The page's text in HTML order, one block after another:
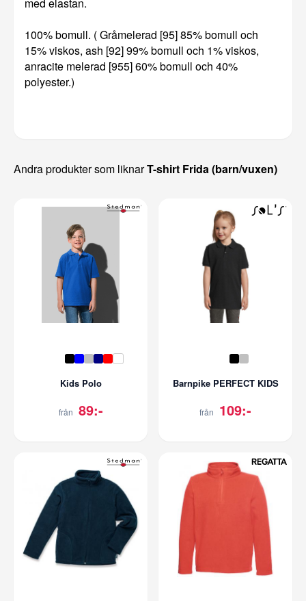
med elastan.
100% bomull. ( Gråmelerad [95] 85% bomull och
15% viskos, ash [92] 99% bomull och 1% viskos,
anracite melerad [955] 60% bomull och 40%
polyester.)
Andra produkter som liknarT-shirt Frida (barn/vuxen)
Kids Polo
från 89:-
Barnpike PERFECT KIDS
från 109:-